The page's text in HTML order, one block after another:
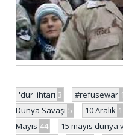
'dur' ihtarı 3 #refusewar 1
Dünya Savaşı 5 10 Aralık 1
Mayıs 44 15 mayıs dünya